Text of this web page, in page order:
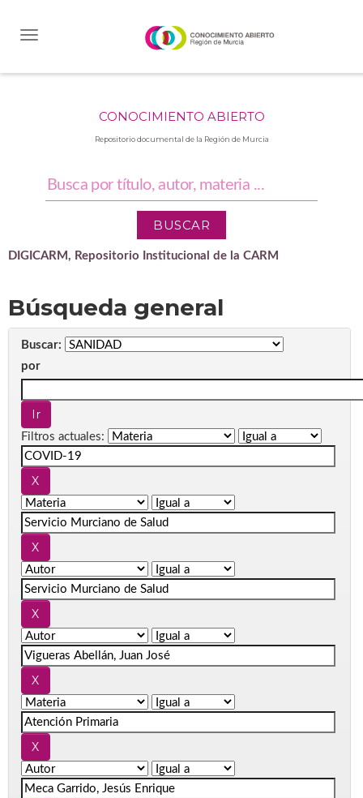
CONOCIMIENTO ABIERTO
Repositorio documental de la Región de Murcia
DIGICARM, Repositorio Institucional de la CARM
Búsqueda general
Buscar:
por
Filtros actuales: